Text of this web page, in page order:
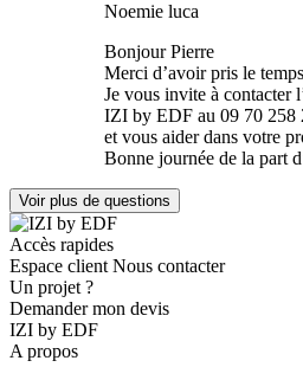
Noemie luca
Bonjour Pierre
Merci d’avoir pris le
Je vous invite à contacter
IZI by EDF au 09 70 258
et vous aider dans votre
Bonne journée de la part
Voir plus de questions
Accès rapides
Espace client Nous contacter
Un projet ?
Demander mon devis
IZI by EDF
A propos